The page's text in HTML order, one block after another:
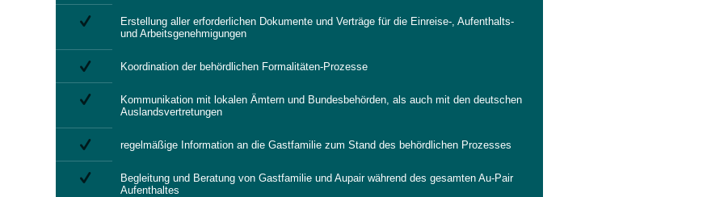
Erstellung aller erforderlichen Dokumente und Verträge für die Einreise-, Aufenthalts-
und Arbeitsgenehmigungen
Koordination der behördlichen Formalitäten-Prozesse
Kommunikation mit lokalen Ämtern und Bundesbehörden, als auch mit den deutschen
Auslandsvertretungen
regelmäßige Information an die Gastfamilie zum Stand des behördlichen Prozesses
Begleitung und Beratung von Gastfamilie und Aupair während des gesamten Au-Pair
Aufenthaltes